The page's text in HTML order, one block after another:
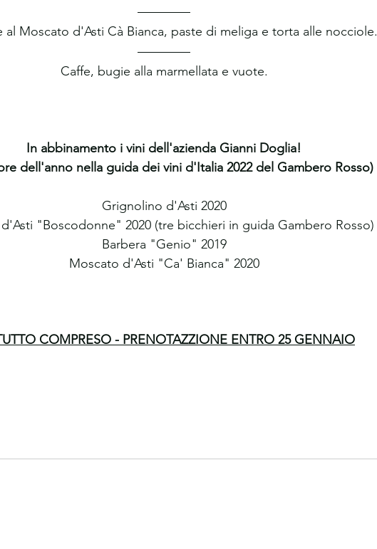
al Moscato d'Asti Cà Bianca, paste di meliga e torta alle nocciole.
Caffe, bugie alla marmellata e vuote.
In abbinamento i vini dell'azienda Gianni Doglia!
dell'anno nella guida dei vini d'Italia 2022 del Gambero Rosso)
Grignolino d'Asti 2020
"Boscodonne" 2020 (tre bicchieri in guida Gambero Rosso)
Barbera "Genio" 2019
Moscato d'Asti "Ca' Bianca" 2020
COMPRESO - PRENOTAZZIONE ENTRO 25 GENNAIO